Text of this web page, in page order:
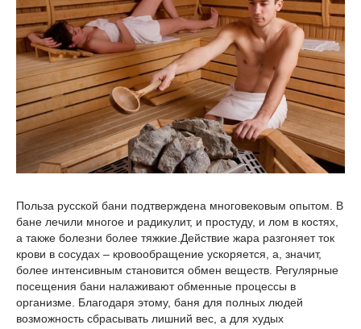
Польза русской бани подтверждена многовековым опытом. В
бане лечили многое и радикулит, и простуду, и лом в костях,
а также болезни более тяжкие.Действие жара разгоняет ток
крови в сосудах – кровообращение ускоряется, а, значит,
более интенсивным становится обмен веществ. Регулярные
посещения бани налаживают обменные процессы в
организме. Благодаря этому, баня для полных людей
возможность сбрасывать лишний вес, а для худых